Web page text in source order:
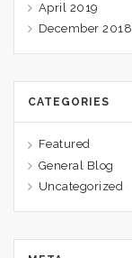
April 2019
December 2018
CATEGORIES
Featured
General Blog
Uncategorized